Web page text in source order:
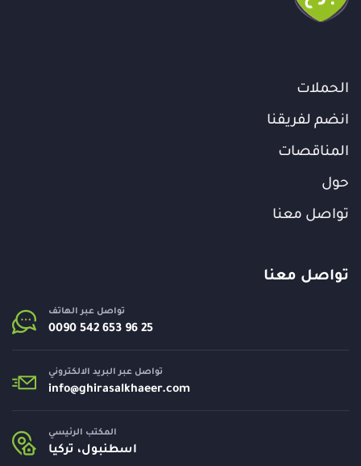
الحملات
انضم لفريقنا
المناقصات
حول
تواصل معنا
تواصل معنا
تواصل عبر الهاتف
تواصل عبر البريد الالكتروني
info@ghirasalkhaeer.com
المكتب الرئيسي
اسطنبول، تركيا